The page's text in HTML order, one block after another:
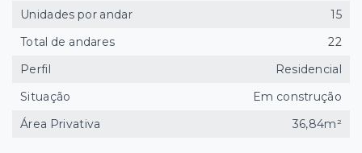
Unidades por andar
15
Total de andares
22
Perfil
Residencial
Situação
Em construção
Área Privativa
36,84m²